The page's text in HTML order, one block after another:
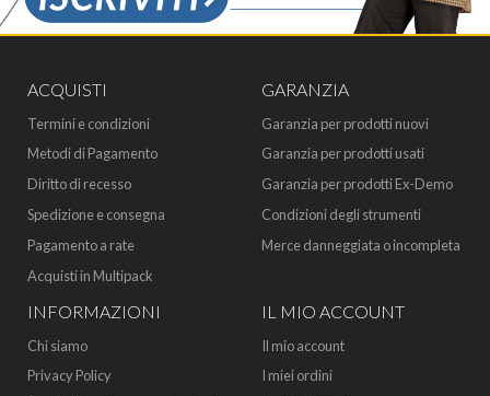
ACQUISTI
Termini e condizioni
Metodi di Pagamento
Diritto di recesso
Spedizione e consegna
Pagamento a rate
Acquisti in Multipack
GARANZIA
Garanzia per prodotti nuovi
Garanzia per prodotti usati
Garanzia per prodotti Ex-Demo
Condizioni degli strumenti
Merce danneggiata o incompleta
INFORMAZIONI
Chi siamo
Privacy Policy
IL MIO ACCOUNT
Il mio account
I miei ordini